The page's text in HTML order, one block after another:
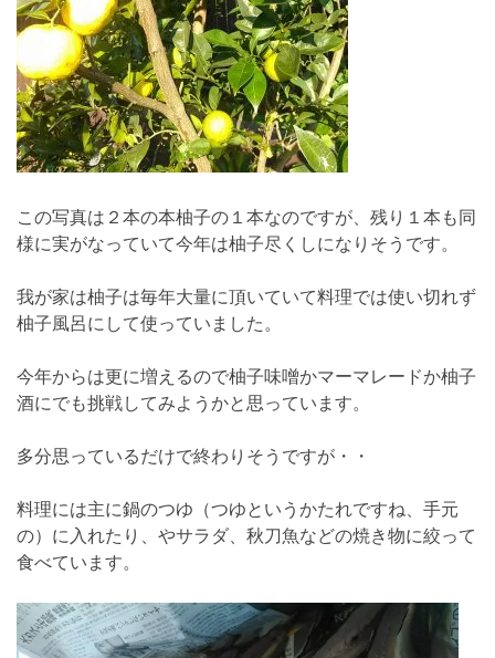
この写真は２本の本柚子の１本なのですが、残り１本も同
様に実がなっていて今年は柚子尽くしになりそうです。
我が家は柚子は毎年大量に頂いていて料理では使い切れず
柚子風呂にして使っていました。
今年からは更に増えるので柚子味噌かマーマレードか柚子
酒にでも挑戦してみようかと思っています。
多分思っているだけで終わりそうですが・・
料理には主に鍋のつゆ（つゆというかたれですね、手元
の）に入れたり、やサラダ、秋刀魚などの焼き物に絞って
食べています。